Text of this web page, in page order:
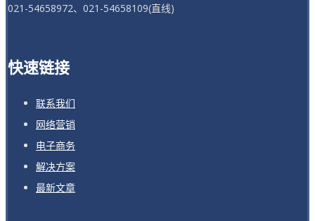
021-54658972、021-54658109(直线)
快速链接
联系我们
网络营销
电子商务
解决方案
最新文章